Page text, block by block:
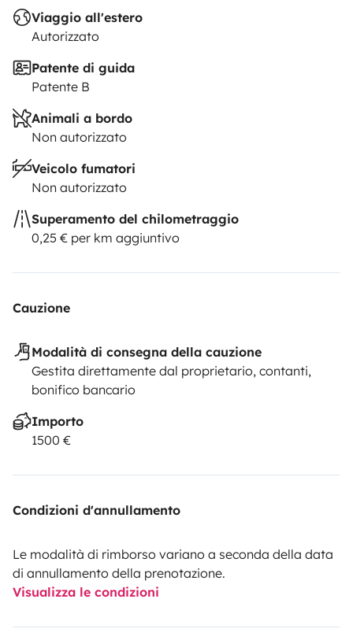
Viaggio all'estero
Autorizzato
Patente di guida
Patente B
Animali a bordo
Non autorizzato
Veicolo fumatori
Non autorizzato
Superamento del chilometraggio
0,25 € per km aggiuntivo
Cauzione
Modalità di consegna della cauzione
Gestita direttamente dal proprietario, contanti,
bonifico bancario
Importo
1500 €
Condizioni d'annullamento
Le modalità di rimborso variano a seconda della data
di annullamento della prenotazione.
Visualizza le condizioni